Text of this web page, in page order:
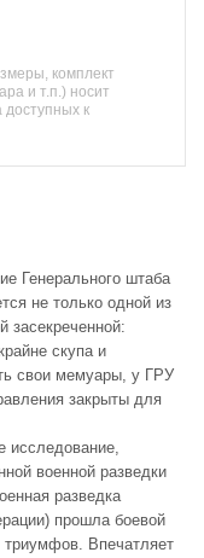
комплект
и т.п.) носит
доступных к
Генерального штаба
не только одной из
скупа и
свои мемуары, у ГРУ
закрыты для
исследование,
военной разведки
разведка
прошла боевой
триумфов. Впечатляет